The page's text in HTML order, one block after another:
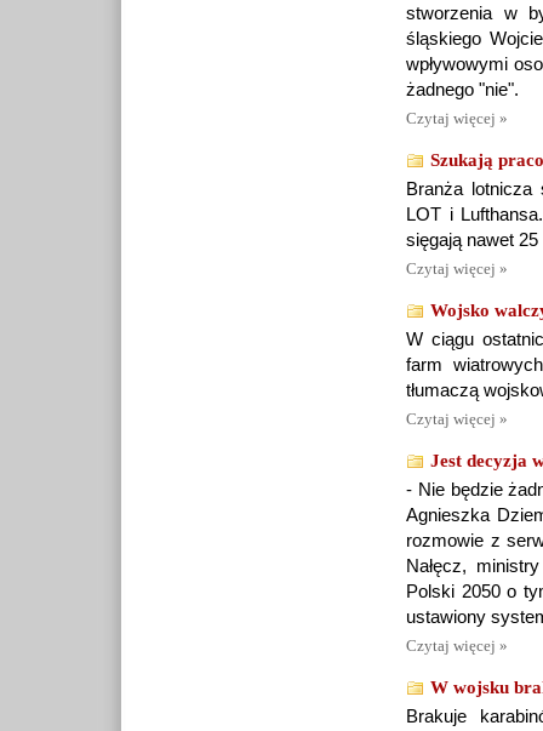
stworzenia w
śląskiego
wpływowymi
żadnego "nie".
Czytaj więcej »
Szukają
Branża lotnicza
LOT i
sięgają nawet 25
Czytaj więcej »
Wojsko
W ciągu
farm
tłumaczą
Czytaj więcej »
Jest decyzja
- Nie będzie
Agnieszka
rozmowie z
Nałęcz,
Polski 2050 o
ustawiony
Czytaj więcej »
W wojsku
Brakuje